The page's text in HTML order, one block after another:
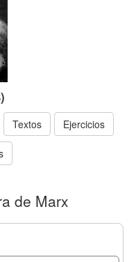
Textos Ejercicios
de Marx